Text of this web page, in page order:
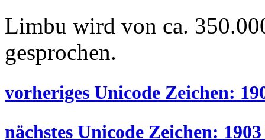
Limbu wird von ca.
gesprochen.
vorheriges Unicode Zeichen:
nächstes Unicode Zeichen: